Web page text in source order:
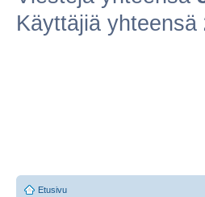
Käyttäjiä yhteensä
Etusivu